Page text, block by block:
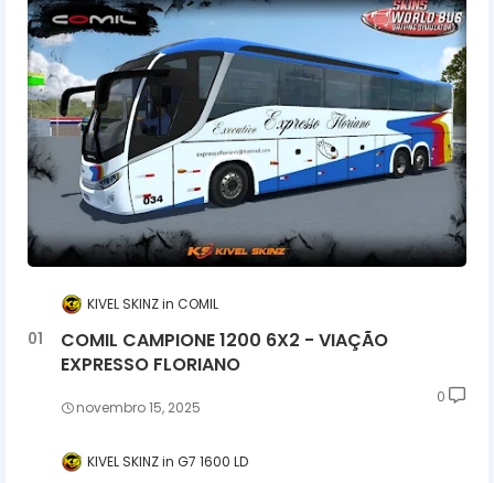
KIVEL SKINZ COMIL
COMIL CAMPIONE 1200 6X2 - VIAÇÃO
EXPRESSO FLORIANO
novembro 15, 2025
0
KIVEL SKINZ G7 1600 LD